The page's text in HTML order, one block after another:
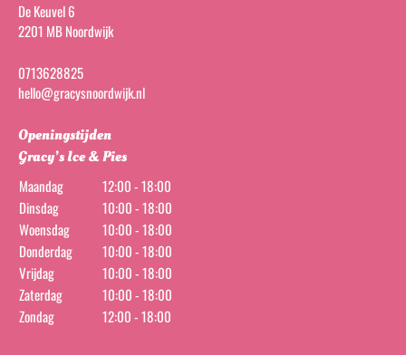
De Keuvel 6
2201 MB Noordwijk
0713628825
hello@gracysnoordwijk.nl
Openingstijden
Gracy’s Ice & Pies
Maandag
12:00 - 18:00
Dinsdag
10:00 - 18:00
Woensdag
10:00 - 18:00
Donderdag
10:00 - 18:00
Vrijdag
10:00 - 18:00
Zaterdag
10:00 - 18:00
Zondag
12:00 - 18:00